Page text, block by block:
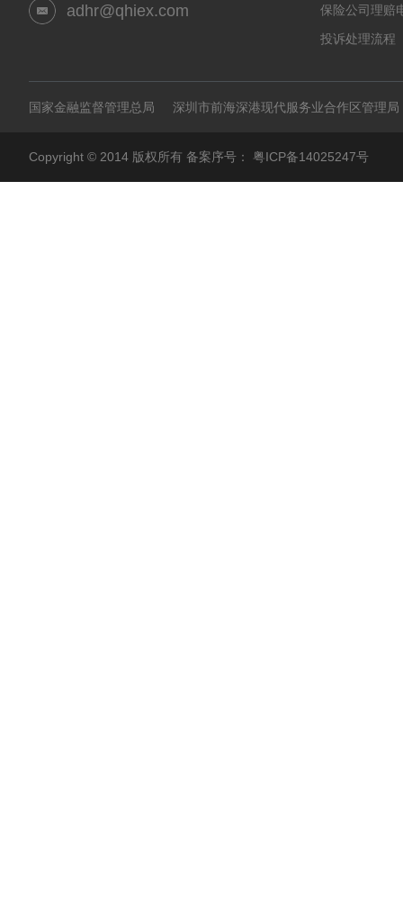
adhr@qhiex.com
保险公司理赔
投诉处理流程
国家金融监督管理总局 深圳市前海深港现代服务业合作区管理局
Copyright © 2014 版权所有 备案序号： 粤ICP备14025247号